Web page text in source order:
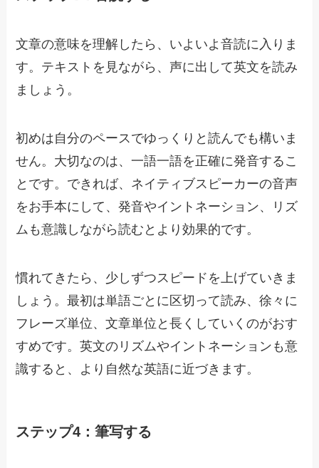
文章の意味を理解したら、いよいよ音読に入りま
す。テキストを見ながら、声に出して英文を読み
ましょう。
初めは自分のペースでゆっくりと読んでも構いま
せん。大切なのは、一語一語を正確に発音するこ
とです。できれば、ネイティブスピーカーの音声
をお手本にして、発音やイントネーション、リズ
ムも意識しながら読むとより効果的です。
慣れてきたら、少しずつスピードを上げていきま
しょう。最初は単語ごとに区切って読み、徐々に
フレーズ単位、文章単位と長くしていくのがおす
すめです。英文のリズムやイントネーションも意
識すると、より自然な英語に近づきます。
ステップ4：筆写する